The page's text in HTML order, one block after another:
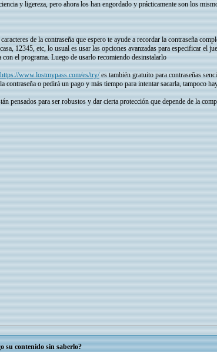
y ligereza, pero ahora los han engordado y prácticamente son los
de la contraseña que espero te ayude a recordar la contraseña
12345, etc, lo usual es usar las opciones avanzadas para especificar el
el programa. Luego de usarlo recomiendo desinstalarlo
https://www.lostmypass.com/es/try/es también gratuito para contraseñas
contraseña o pedirá un pago y más tiempo para intentar sacarla, tampoco
pensados para ser robustos y dar cierta protección que depende de la
su contenido sin saberlo?